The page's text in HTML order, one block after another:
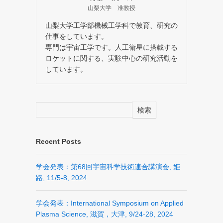
山梨大学 准教授
山梨大学工学部機械工学科で教育、研究の
仕事をしています。
専門は宇宙工学です。人工衛星に搭載する
ロケットに関する、実験中心の研究活動を
しています。
検索
Recent Posts
学会発表：第68回宇宙科学技術連合講演会, 姫
路, 11/5-8, 2024
学会発表：International Symposium on Applied
Plasma Science, 滋賀，大津, 9/24-28, 2024